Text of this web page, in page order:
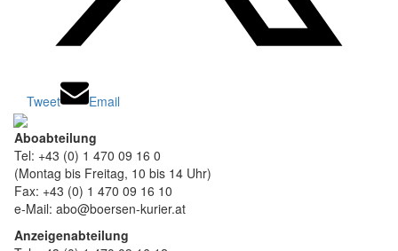
Tweet Email
Aboabteilung
Tel: +43 (0) 1 470 09 16 0
(Montag bis Freitag, 10 bis 14 Uhr)
Fax: +43 (0) 1 470 09 16 10
e-Mail: abo@boersen-kurier.at
Anzeigenabteilung